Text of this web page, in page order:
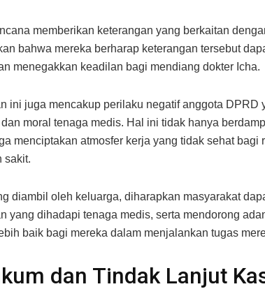
memberikan keterangan yang berkaitan
bahwa mereka berharap keterangan tersebut
menegakkan keadilan bagi mendiang dokter Icha.
ini juga mencakup perilaku negatif anggota DPRD
moral tenaga medis. Hal ini tidak hanya
menciptakan atmosfer kerja yang tidak sehat bagi
sakit.
diambil oleh keluarga, diharapkan masyarakat
yang dihadapi tenaga medis, serta mendorong
baik bagi mereka dalam menjalankan tugas
dan Tindak Lanjut